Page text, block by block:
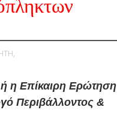
η Επίκαιρη Ερώτηση
Περιβάλλοντος &